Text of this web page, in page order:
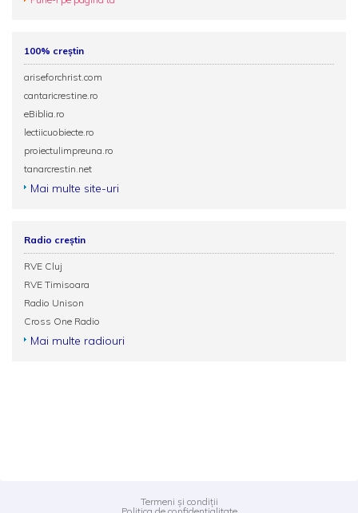
100% creștin
ariseforchrist.com
cantaricrestine.ro
eBiblia.ro
lectiicuobiecte.ro
proiectulimpreuna.ro
tanarcrestin.net
Mai multe site-uri
Radio creștin
RVE Cluj
RVE Timisoara
Radio Unison
Cross One Radio
Mai multe radiouri
Termeni și condiții